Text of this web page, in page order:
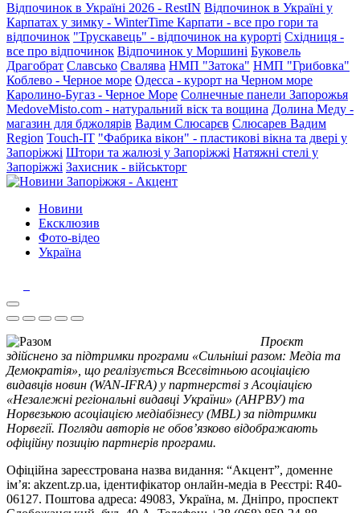
Відпочинок в Україні 2026 - RestIN Відпочинок в Україні у
Карпатах у зимку - WinterTime Карпати - все про гори та
відпочинок "Трускавець" - відпочинок на курорті Східниця -
все про відпочинок Відпочинок у Моршині Буковель
Драгобрат Славсько Свалява НМП "Затока" НМП "Грибовка"
Коблево - Черное море Одесса - курорт на Черном море
Каролино-Бугаз - Черное Море Солнечные панели Запорожья
MedoveMisto.com - натуральний віск та вощина Долина Меду -
магазин для бджолярів Вадим Слюсарєв Слюсарев Вадим
Region Touch-IT "Фабрика вікон" - пластикові вікна та двері у
Запоріжжі Штори та жалюзі у Запоріжжі Натяжні стелі у
Запоріжжі Захисник - військторг
Новини
Ексклюзив
Фото-відео
Україна
Проєкт
здійснено за підтримки програми «Сильніші разом: Медіа та
Демократія», що реалізується Всесвітньою асоціацією
видавців новин (WAN-IFRA) у партнерстві з Асоціацією
«Незалежні регіональні видавці України» (АНРВУ) та
Норвезькою асоціацією медіабізнесу (MBL) за підтримки
Норвегії. Погляди авторів не обов’язково відображають
офіційну позицію партнерів програми.
Офіційна зареєстрована назва видання: “Акцент”, доменне
ім’я: akzent.zp.ua, ідентифікатор онлайн-медіа в Реєстрі: R40-
06127. Поштова адреса: 49083, Україна, м. Дніпро, проспект